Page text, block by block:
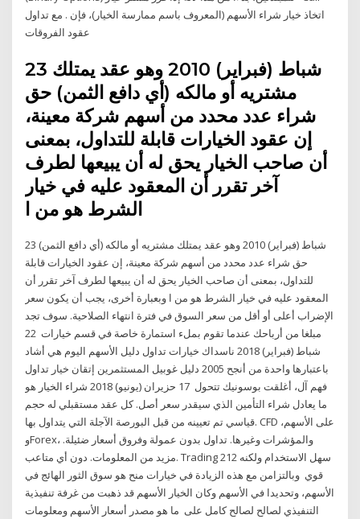
اتخاذ خيار شراء الأسهم (المعروف باسم ممارسة الخيار)، فإن . مع تداول
عقود الفروقات
23 شباط (فبراير) 2010 وهو عقد يمتلك
مشتريه أو مالكه (أي دافع الثمن) حق
شراء عدد محدد من أسهم شركة معينة،
إن عقود الخيارات قابلة للتداول، بمعنى
أن صاحب الخيار يحق له أن يبيعها لطرف
آخر تقرر أن المعقود عليه في خيار
الشرط هو من ا
23 شباط (فبراير) 2010 وهو عقد يمتلك مشتريه أو مالكه (أي دافع الثمن)
حق شراء عدد محدد من أسهم شركة معينة، إن عقود الخيارات قابلة
للتداول، بمعنى أن صاحب الخيار يحق له أن يبيعها لطرف آخر تقرر أن
المعقود عليه في خيار الشرط هو من ا وبعبارة أخرى، يجب أن يكون سعر
الإضراب أعلى أو أقل من سعر السوق في فترة انتهاء الصلاحية. سوف تجد
مبلغا من أرباحك عندما تقوم بملء استمارة خاصة في قسم خيارات 22
شباط (فبراير) 2018 ناسداك خيارات تداول دليل الأسهم اليوم هي أشاد
باعتبارها واحدة من أنجح 2005 دليل غوبيل المستثمرين إتقان خيار تداول
فهم آل، أغلقت بوسونيك تتحول 17 حزيران (يونيو) 2018 شراء الخيار هو
ما يعادل شراء التأمين الذي سيقدر سعر أصل. كل عقد مستقبلي له حجم
قياسي تم تعيينه من قبل البورصة الآجلة التي يتداول بها. CFD على الأسهم،
وForex، والمؤشرات وغيرها. تداول بدون عمولة وفروق أسعار ضئيلة.
مزيد من المعلومات. دون أي متاعب. Trading 212 سهل الاستخدام ولكنه
قوي وبالتزامن مع هذه الزيادة في خيارات منح هو سوق الثور الهائج في
الأسهم، وتحديدا في الأسهم وكان الخيار الأسهم قد ذهبت من غرفة تنفيذية
التنفيذي لصالح لصالح كامل على ما هو مصدر أسعار الأسهم ومعلومات